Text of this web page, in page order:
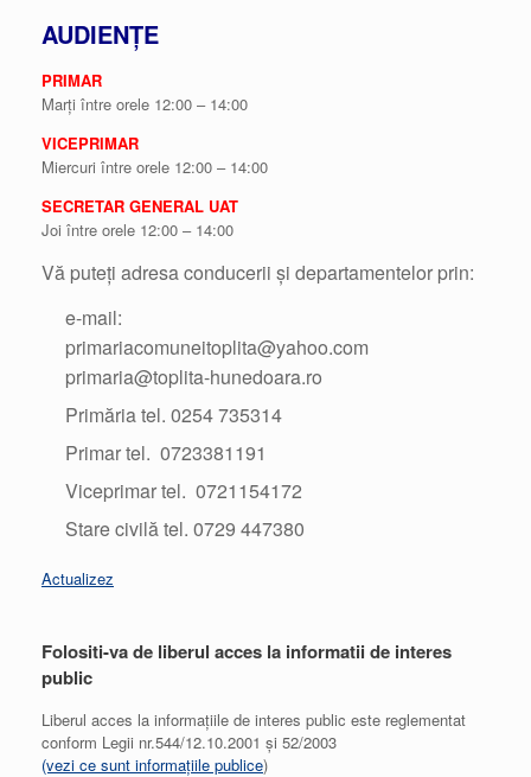
AUDIENȚE
PRIMAR
Marți între orele 12:00 – 14:00
VICEPRIMAR
Miercuri între orele 12:00 – 14:00
SECRETAR GENERAL UAT
Joi între orele 12:00 – 14:00
Vă puteți adresa conducerii și departamentelor prin:
e-mail:
primariacomuneitoplita@yahoo.com
primaria@toplita-hunedoara.ro
Primăria tel. 0254 735314
Primar tel. 0723381191
Viceprimar tel. 0721154172
Stare civilă tel. 0729 447380
Actualizez
Folositi-va de liberul acces la informatii de interes
public
Liberul acces la informațiile de interes public este reglementat
conform Legii nr.544/12.10.2001 și 52/2003
(vezi ce sunt informațiile publice)